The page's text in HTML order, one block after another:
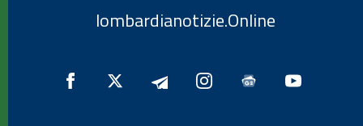
lombardianotizie.Online